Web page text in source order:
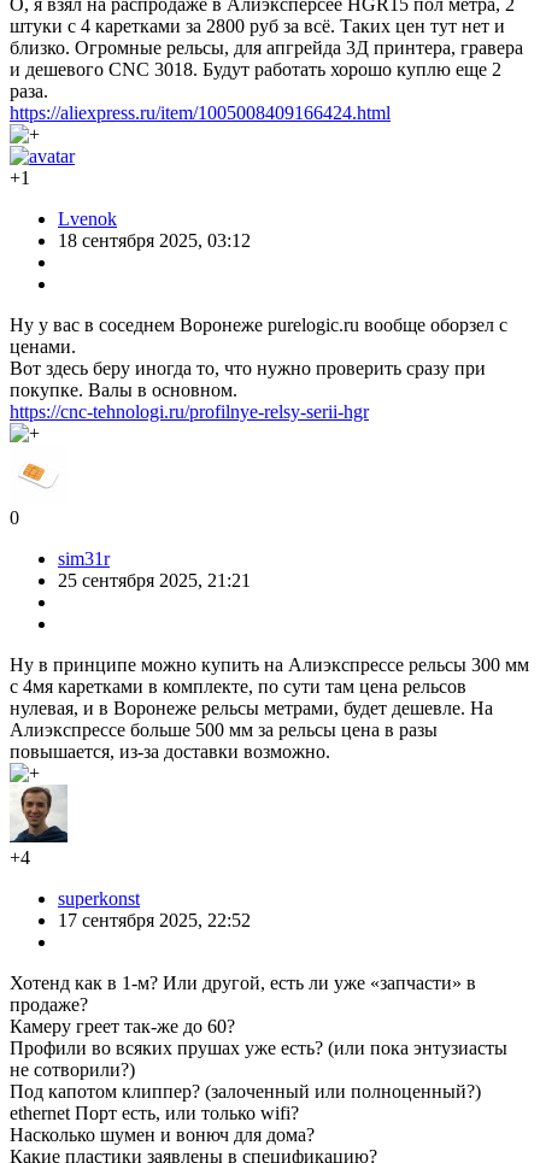
Принтер хороший. Мне он понравился.
Много улучшений таких как: рельсовая направляющая(более
надёжная и скоростная). Камера на 15fps. Ремень с меньшим
расстояние между зубов. Усиленная рама. Стеклянная крыша,
дверь и окошки. Система вентиляции. Система измерения
расстояния до стола(соплом). Первый принтер,
сертифицированный MET(испытательная лаборатория
(NRTL), аккредитованной OSHA. Является надежным знаком
на всей территории США и Канады.). Увеличена температура
печати, как стола до 120℃ и сопла до ≤ 370℃. Нож в голове.
Ну и внешний вид и компоновка.
Короче говоря, принтер достойный!
Но как говорится, есть и ложка дёгтя… Подсветка куцая(всего
датчика запутывания филамента(перенесли в QIDI Box). Ну и
программное обеспечение сырое. В начале печати, после
очистки сопла, зачем то едет и режет филамент… Зачем? При
подготовке к печати(очистка сопла, калибровка стола, нагрев)
ничего нельзя включить, исправить, добавить, или
отключить(например вентилятор отключить или свет). Если
калибрует весь стол, а не место печати. АИ распознавание
спагетти не работает
многоцветную печать, но QIDI Box ещё не готов. Очень
этого принтера и QIDI Box.
Важное заключение
Этот принтер предоставлен производителем безвозмездно!
НО… я сразу ставил условием — ОБЪЕКТИВНЫЙ обзор,
Но как бы я не стремился к объективности, я всё же – человек
и ничего человеческого мне не чуждо… и скорее всего любое
моё мнение будет иметь налёт субъективизма.
Производитель позиционирует этот принтер как устройство
для всех: «QIDI Q2 для всех: новичков и любителей. Простота
и надежность для каждого творческого члена вашей семьи».
Я не являюсь профессионалом 3д-печатником или блогером, я
просто энтузиаст-любитель и писал этот обзор для таких же
новичков-любителей.
Всем добра, счастья и долгих лет жизни.
Обзор понравился
9717
Похожие обзоры Другие обзоры от @p_pupkin
+54
Qidi Tech Q1 Pro... возможно лучший 3Д принтер за свои
деньги
14698 82
+75
3D-принтер Flashforge Adventurer 5M Pro.Лучший выбор
для начинающих